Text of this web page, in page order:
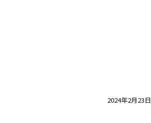
2024年2月23日